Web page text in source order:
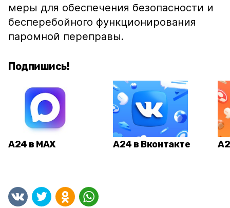
меры для обеспечения безопасности и
бесперебойного функционирования
паромной переправы.
Подпишись!
А24 в MAX А24 в Вконтакте